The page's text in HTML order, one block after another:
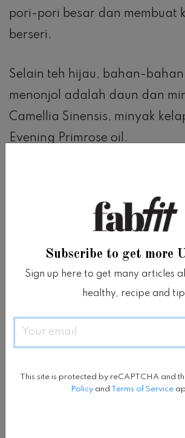
pori-pori besar dan membuat
berseri.
Selain teh hijau, bahan-
menonjol adalah daun dan
Camellia Sinensis, minyak
Evening Primrose oil.
Hal pertama yang kami sukai
bepergian.
Tidak tumpah di dalam tas
cairan pembersih biasa, lebih
menyitanya.
Subscribe to get more
Sign up here to get many articles
healthy, recipe and
Email
This site is protected by reCAPTCHA and
Policy and Terms of Service